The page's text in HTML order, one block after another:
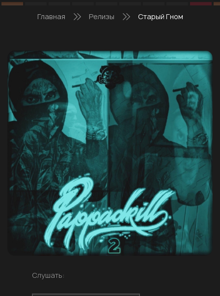
Главная Релизы Старый Гном
Слушать: